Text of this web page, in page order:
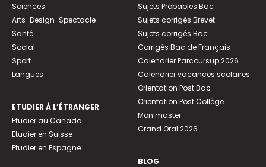
Sciences
Arts-Design-Spectacle
Santé
Social
Sport
Langues
ETUDIER À L’ÉTRANGER
Etudier au Canada
Etudier en Suisse
Etudier en Espagne
Sujets Probables Bac
Sujets corrigés Brevet
Sujets corrigés Bac
Corrigés Bac de Français
Calendrier Parcoursup 2026
Calendrier vacances scolaires
Orientation Post Bac
Orientation Post Collège
Mon master
Grand Oral 2026
BLOG